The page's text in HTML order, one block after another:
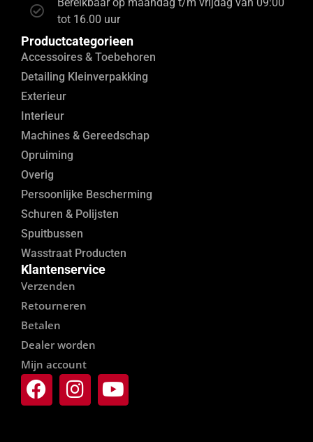
tot 16.00 uur
Productcategorieen
Accessoires & Toebehoren
Detailing Kleinverpakking
Exterieur
Interieur
Machines & Gereedschap
Opruiming
Overig
Persoonlijke Bescherming
Schuren & Polijsten
Spuitbussen
Wasstraat Producten
Klantenservice
Verzenden
Retourneren
Betalen
Dealer worden
Mijn account